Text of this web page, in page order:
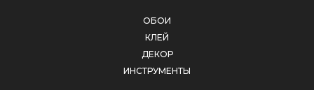
ОБОИ
КЛЕЙ
ДЕКОР
ИНСТРУМЕНТЫ